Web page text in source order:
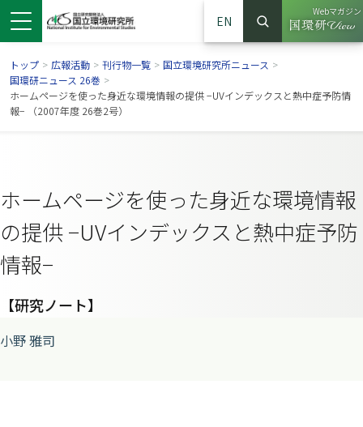
EN
サイト内検索
検索
Webマガジン
（別ウイ
トップ > 広報活動 > 刊行物一覧 > 国立環境研究所ニュース >
国環研ニュース 26巻 >
ホームページを使った身近な環境情報の提供 −UVインデックスと熱中症予防情
報− （2007年度 26巻2号）
ホームページを使った身近な環境情報
の提供 −UVインデックスと熱中症予防
情報−
【研究ノート】
小野 雅司